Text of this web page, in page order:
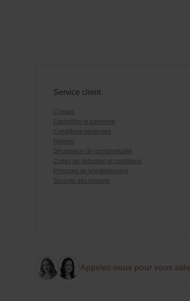
Service client
Contact
Expédition et paiement
Conditions générales
Revenir
Déclaration de confidentialité
Codes de réduction et conditions
Principes de whistleblowing
Sécurité des produits
Appelez-nous pour vous